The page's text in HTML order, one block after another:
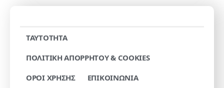
TAYTOTHTA
ΠΟΛΙΤΙΚΗ ΑΠΟΡΡΗΤΟΥ & COOKIES
ΟΡΟΙ ΧΡΗΣΗΣ
ΕΠΙΚΟΙΝΩΝΙΑ